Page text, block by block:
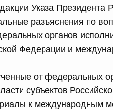
Указа
разъяснения по
органов
Федерации и
от федеральных
субъектов
к международным
июля, суббота
Федерации от
Российской
Федерации от